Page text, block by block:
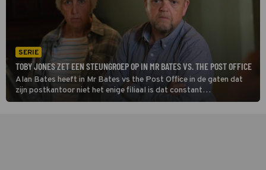
SERIE
TOBY JONES ZET EEN STEUNGROEP OP IN MR BATES VS. THE POST OFFICE
Alan Bates heeft in Mr Bates vs the Post Office in de gaten dat
zijn postkantoor niet het enige filiaal is dat constant
onverklaarbaar verlies maakt. Hij denkt dat het aan het nieuwe